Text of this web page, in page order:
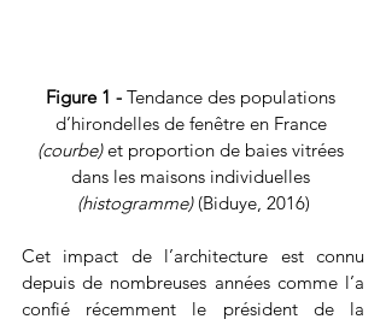
Figure 1 - Tendance des populations
d’hirondelles de fenêtre en France
(courbe) et proportion de baies vitrées
dans les maisons individuelles
(histogramme) (Biduye, 2016)
Cet impact de l’architecture est connu
depuis de nombreuses années comme l’a
confié récemment le président de la